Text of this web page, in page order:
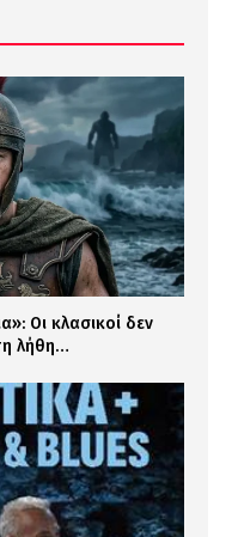
Οι κλασικοί δεν
λήθη…